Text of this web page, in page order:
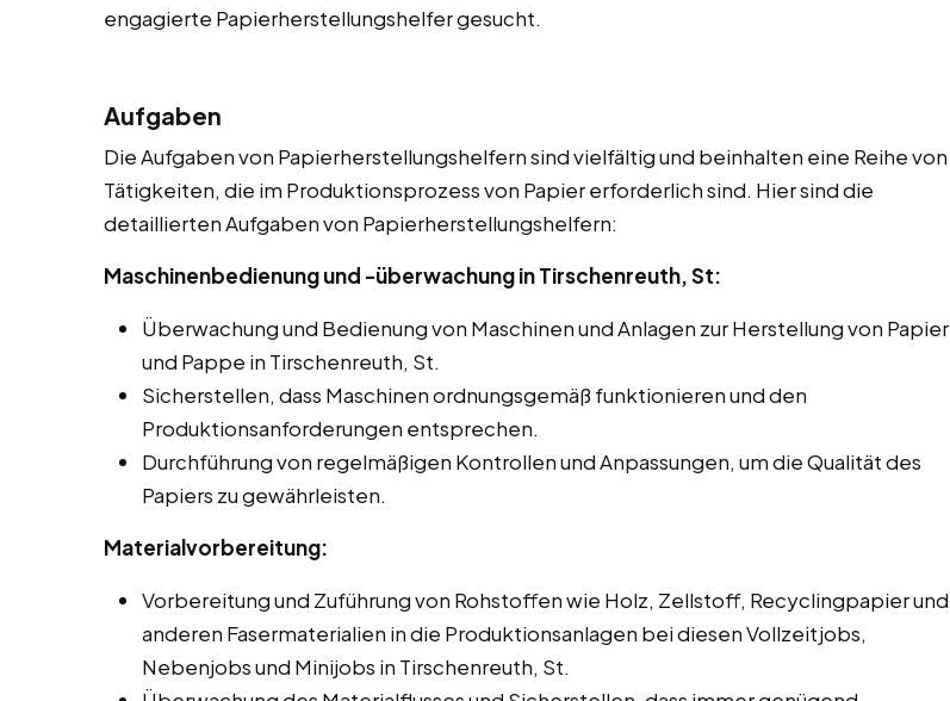
engagierte Papierherstellungshelfer gesucht.
Aufgaben
Die Aufgaben von Papierherstellungshelfern sind vielfältig und beinhalten eine Reihe von
Tätigkeiten, die im Produktionsprozess von Papier erforderlich sind. Hier sind die
detaillierten Aufgaben von Papierherstellungshelfern:
Maschinenbedienung und -überwachung in Tirschenreuth, St:
Überwachung und Bedienung von Maschinen und Anlagen zur Herstellung von Papier
und Pappe in Tirschenreuth, St.
Sicherstellen, dass Maschinen ordnungsgemäß funktionieren und den
Produktionsanforderungen entsprechen.
Durchführung von regelmäßigen Kontrollen und Anpassungen, um die Qualität des
Papiers zu gewährleisten.
Materialvorbereitung:
Vorbereitung und Zuführung von Rohstoffen wie Holz, Zellstoff, Recyclingpapier und
anderen Fasermaterialien in die Produktionsanlagen bei diesen Vollzeitjobs,
Nebenjobs und Minijobs in Tirschenreuth, St.